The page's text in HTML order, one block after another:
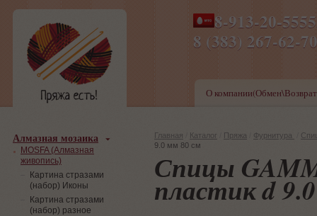
8-913-20-
8 (383) 267-
ПН-ПТ 8-17,СБ-ВС 9-
О
Главная Каталог Пряжа Фурнитура
9.0 мм 80 см
Спицы
пластик d
Алмазная мозаика
MOSFA (Алмазная
живопись)
Картина стразами
(набор) Иконы
Картина стразами
(набор) разное